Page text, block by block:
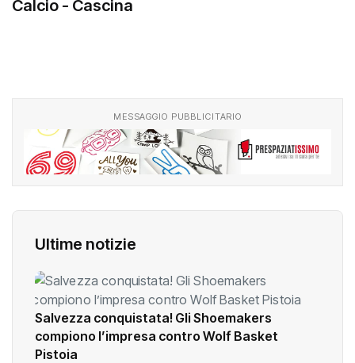
Calcio - Cascina
MESSAGGIO PUBBLICITARIO
Ultime notizie
Salvezza conquistata! Gli Shoemakers
compiono l’impresa contro Wolf Basket
Pistoia